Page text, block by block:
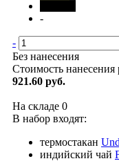
-
-
Без нанесения
Стоимость нанесения
921.60 руб.
На складе 0
В набор входят:
термостакан
индийский чай